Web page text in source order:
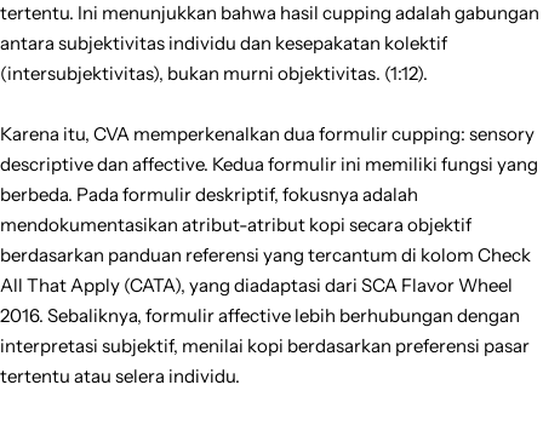
tertentu. Ini menunjukkan bahwa hasil cupping adalah gabungan
antara subjektivitas individu dan kesepakatan kolektif
(intersubjektivitas), bukan murni objektivitas. (1:12).
Karena itu, CVA memperkenalkan dua formulir cupping: sensory
descriptive dan affective. Kedua formulir ini memiliki fungsi yang
berbeda. Pada formulir deskriptif, fokusnya adalah
mendokumentasikan atribut-atribut kopi secara objektif
berdasarkan panduan referensi yang tercantum di kolom Check
All That Apply (CATA), yang diadaptasi dari SCA Flavor Wheel
2016. Sebaliknya, formulir affective lebih berhubungan dengan
interpretasi subjektif, menilai kopi berdasarkan preferensi pasar
tertentu atau selera individu.